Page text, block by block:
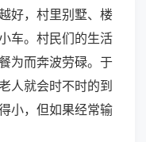
好，村里别墅、楼
车。村民们的生活
为而奔波劳碌。于
人就会时不时的到
小，但如果经常输